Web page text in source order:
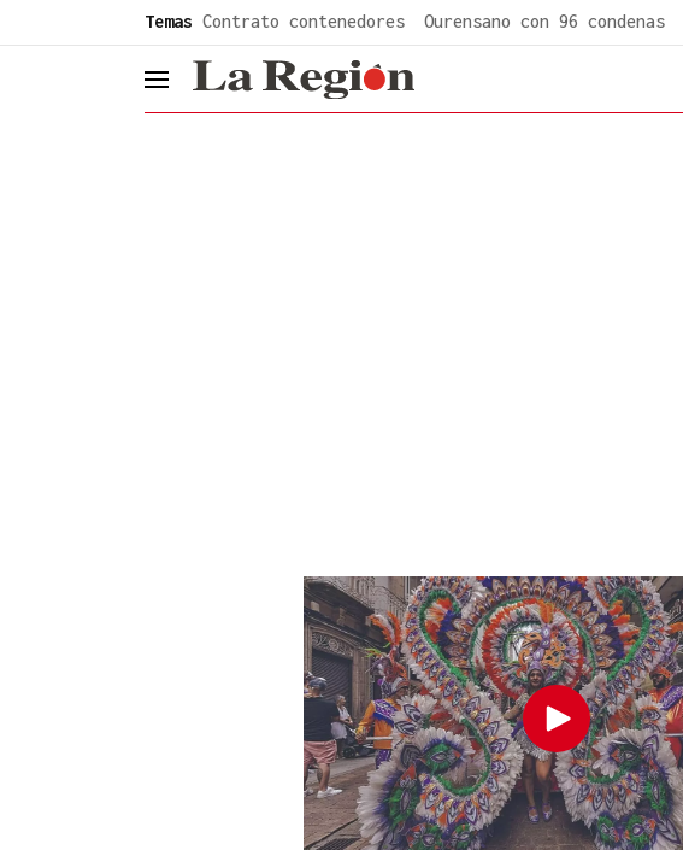
Temas Contrato contenedores Ourensano con 96 condenas
header.menu.open